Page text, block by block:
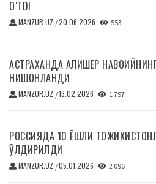
O‘TDI
MANZUR.UZ /20.06.2026 553
АСТРАХАНДА АЛИШЕР
НИШОНЛАНДИ
MANZUR.UZ /13.02.2026 1 797
РОССИЯДА 10 ЁШЛИ
ЎЛДИРИЛДИ
MANZUR.UZ /05.01.2026 2 096